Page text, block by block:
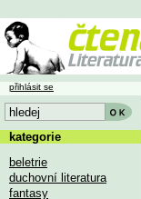
přihlásit se
kategorie
beletrie
duchovní literatura
fantasy